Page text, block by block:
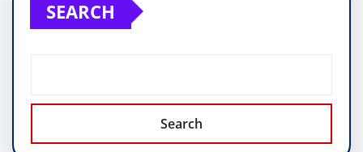
SEARCH
Search